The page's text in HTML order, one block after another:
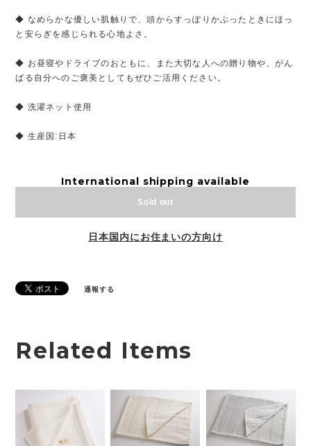
◆ なめらかな優しい肌触りで、頭からすっぽりかぶったときにほっ
と安らぎを感じられる心地よさ。
◆ お昼寝やドライブのおともに、また大切な人への贈り物や、がん
ばる自分へのご褒美としてもぜひご活用ください。
◆ 洗濯ネット使用
◆ 生産国:日本
International shipping available
Sold out
日本国内にお住まいの方向け
通報する
Related Items